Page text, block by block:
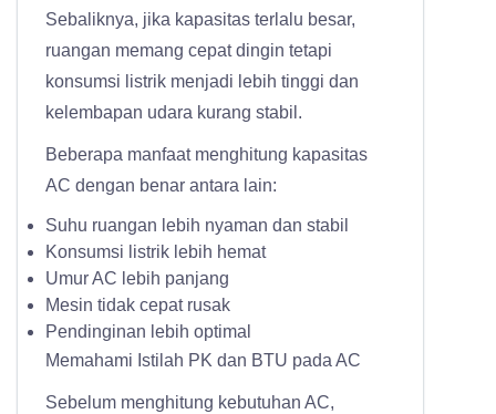
Sebaliknya, jika kapasitas terlalu besar,
ruangan memang cepat dingin tetapi
konsumsi listrik menjadi lebih tinggi dan
kelembapan udara kurang stabil.
Beberapa manfaat menghitung kapasitas
AC dengan benar antara lain:
Suhu ruangan lebih nyaman dan stabil
Konsumsi listrik lebih hemat
Umur AC lebih panjang
Mesin tidak cepat rusak
Pendinginan lebih optimal
Memahami Istilah PK dan BTU pada AC
Sebelum menghitung kebutuhan AC,